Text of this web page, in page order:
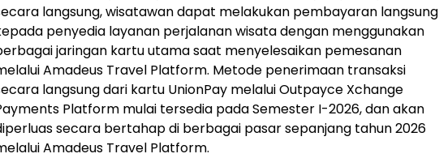
langsung, wisatawan dapat melakukan pembayaran langsung
penyedia layanan perjalanan wisata dengan menggunakan
jaringan kartu utama saat menyelesaikan pemesanan
Amadeus Travel Platform. Metode penerimaan transaksi
langsung dari kartu UnionPay melalui Outpayce Xchange
Platform mulai tersedia pada Semester I-2026, dan akan
secara bertahap di berbagai pasar sepanjang tahun 2026
Amadeus Travel Platform.